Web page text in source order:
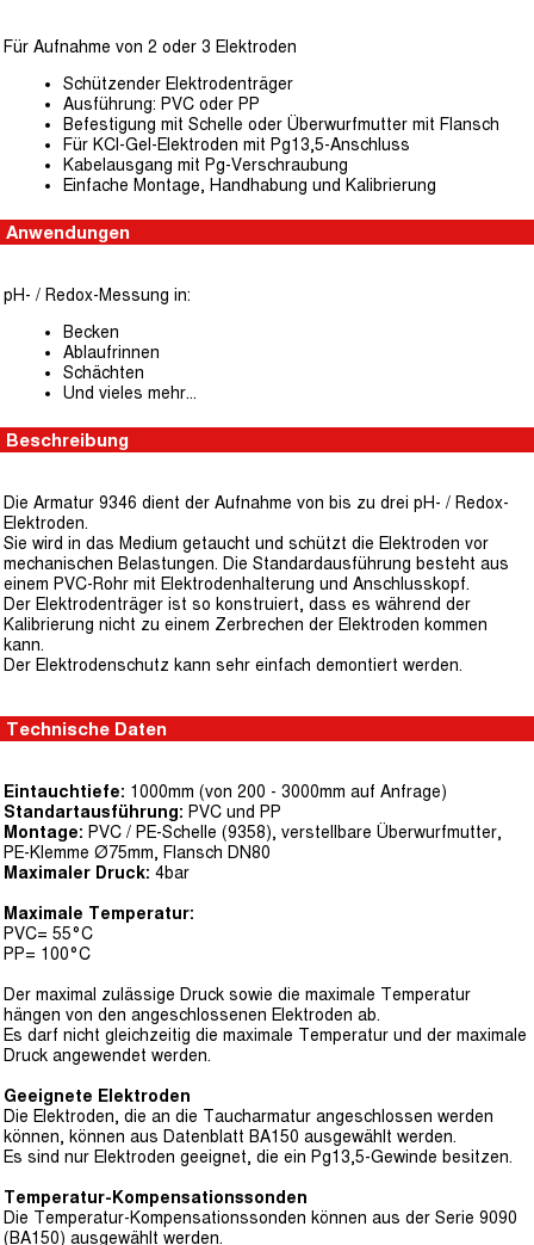
Für Aufnahme von 2 oder 3 Elektroden
Schützender Elektrodenträger
Ausführung: PVC oder PP
Befestigung mit Schelle oder Überwurfmutter mit Flansch
Für KCl-Gel-Elektroden mit Pg13,5-Anschluss
Kabelausgang mit Pg-Verschraubung
Einfache Montage, Handhabung und Kalibrierung
Anwendungen
pH- / Redox-Messung in:
Becken
Ablaufrinnen
Schächten
Und vieles mehr…
Beschreibung
Die Armatur 9346 dient der Aufnahme von bis zu drei pH- / Redox-
Elektroden.
Sie wird in das Medium getaucht und schützt die Elektroden vor
mechanischen Belastungen. Die Standardausführung besteht aus
einem PVC-Rohr mit Elektrodenhalterung und Anschlusskopf.
Der Elektrodenträger ist so konstruiert, dass es während der
Kalibrierung nicht zu einem Zerbrechen der Elektroden kommen
kann.
Der Elektrodenschutz kann sehr einfach demontiert werden.
Technische Daten
Eintauchtiefe: 1000mm (von 200 - 3000mm auf Anfrage)
Standartausführung: PVC und PP
Montage: PVC / PE-Schelle (9358), verstellbare Überwurfmutter,
PE-Klemme Ø75mm, Flansch DN80
Maximaler Druck: 4bar
Maximale Temperatur:
PVC= 55°C
PP= 100°C
Der maximal zulässige Druck sowie die maximale Temperatur
hängen von den angeschlossenen Elektroden ab.
Es darf nicht gleichzeitig die maximale Temperatur und der maximale
Druck angewendet werden.
Geeignete Elektroden
Die Elektroden, die an die Taucharmatur angeschlossen werden
können, können aus Datenblatt BA150 ausgewählt werden.
Es sind nur Elektroden geeignet, die ein Pg13,5-Gewinde besitzen.
Temperatur-Kompensationssonden
Die Temperatur-Kompensationssonden können aus der Serie 9090
(BA150) ausgewählt werden.